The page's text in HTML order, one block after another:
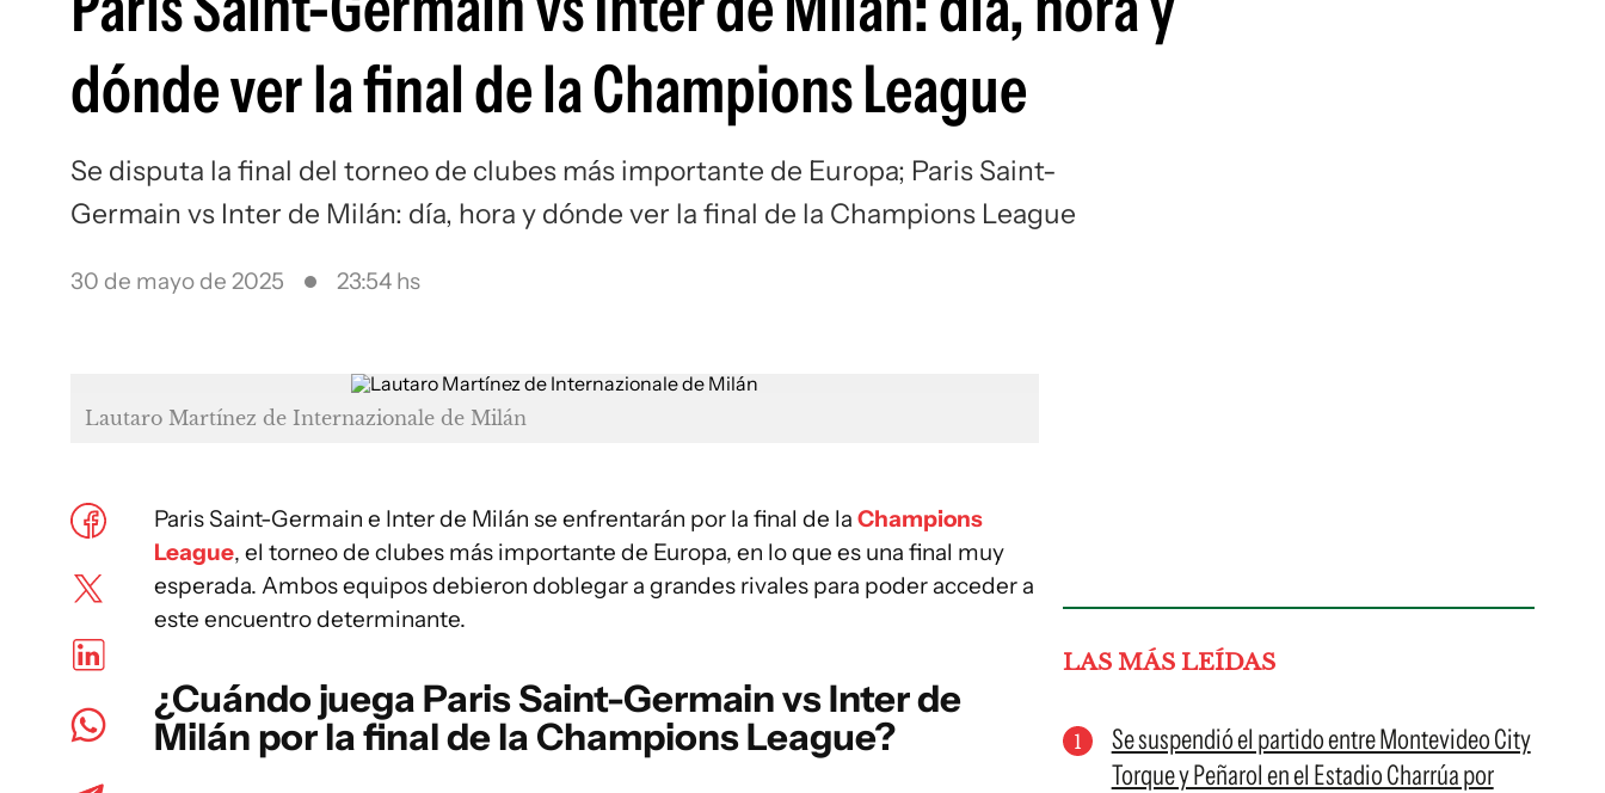
dónde ver la final de la Champions League
Se disputa la final del torneo de clubes más importante de Europa; Paris Saint-
Germain vs Inter de Milán: día, hora y dónde ver la final de la Champions League
30 de mayo de 2025 23:54 hs
Lautaro Martínez de Internazionale de Milán
Paris Saint-Germain e Inter de Milán se enfrentarán por la final de la Champions
League, el torneo de clubes más importante de Europa, en lo que es una final muy
esperada. Ambos equipos debieron doblegar a grandes rivales para poder acceder a
este encuentro determinante.
¿Cuándo juega Paris Saint-Germain vs Inter de
Milán por la final de la Champions League?
LAS MÁS LEÍDAS
Se suspendió el partido entre Montevideo City
Torque y Peñarol en el Estadio Charrúa por